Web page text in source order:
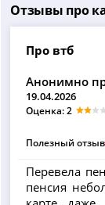
Отзывы про
Про втб
Анонимно
19.04.2026
Оценка: 2
Полезный
Перевела
пенсия